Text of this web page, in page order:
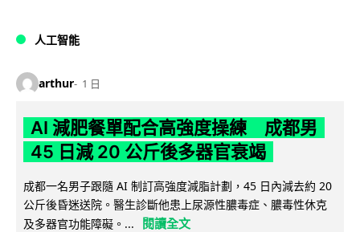
人工智能
arthur 1 日
AI 減肥餐單配合高強度操練 成都男
45 日減 20 公斤後多器官衰竭
成都一名男子跟隨 AI 制訂高強度減脂計劃，45 日內減去約 20
公斤後昏迷送院。醫生診斷他患上尿源性膿毒症、膿毒性休克
及多器官功能障礙。...
閱讀全文